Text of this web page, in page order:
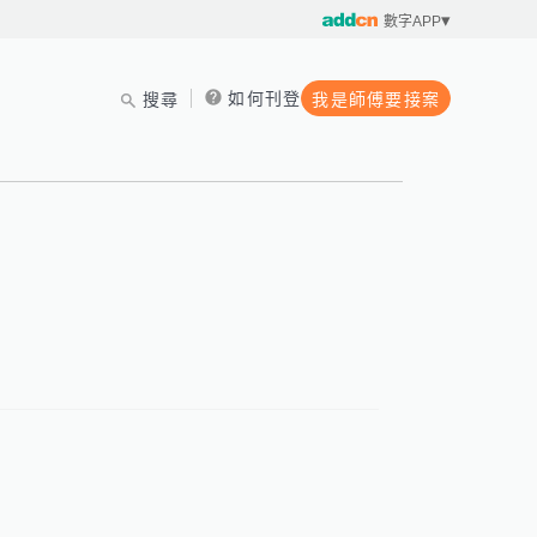
數字APP
搜尋 如何刊登 我是師傅要接案